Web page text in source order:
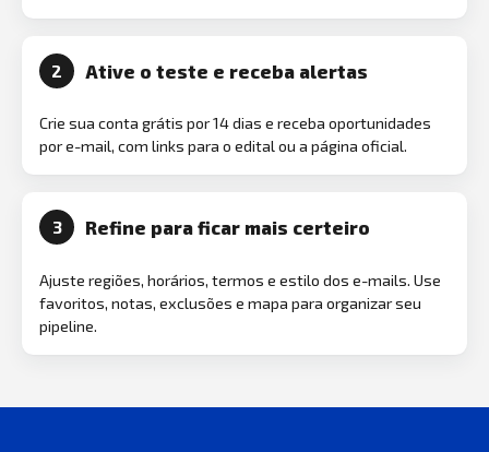
2 Ative o teste e receba alertas
Crie sua conta grátis por 14 dias e receba oportunidades
por e-mail, com links para o edital ou a página oficial.
3 Refine para ficar mais certeiro
Ajuste regiões, horários, termos e estilo dos e-mails. Use
favoritos, notas, exclusões e mapa para organizar seu
pipeline.